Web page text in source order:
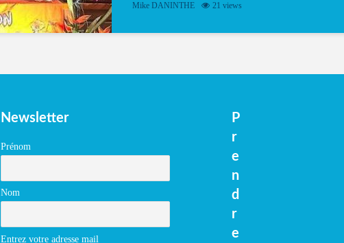
vibrant à Pierrot Narouman, organisé par
spectacle de fin d’année, présenté à la salle...
Mike DANINTHE 21 views
Newsletter
Prénom
Nom
Entrez votre adresse mail
P
r
e
n
d
r
e